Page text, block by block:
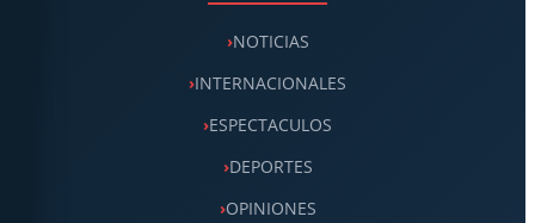
NOTICIAS
INTERNACIONALES
ESPECTACULOS
DEPORTES
OPINIONES